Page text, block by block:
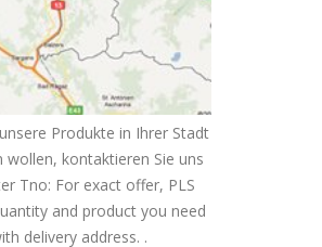
Produkte in Ihrer Stadt
wollen, kontaktieren Sie uns
Tno: For exact offer, PLS
and product you need
delivery address. .